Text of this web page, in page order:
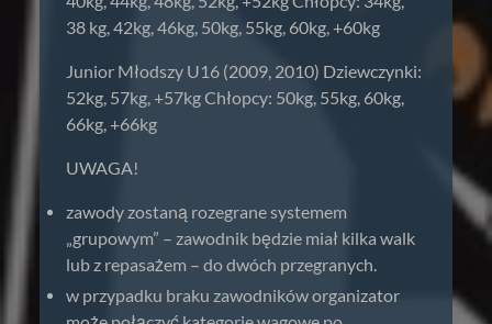
38 kg, 42kg, 46kg, 50kg, 55kg, 60kg, +60kg
Junior Młodszy U16 (2009, 2010) Dziewczynki:
52kg, 57kg, +57kg Chłopcy: 50kg, 55kg, 60kg,
66kg, +66kg
UWAGA!
zawody zostaną rozegrane systemem
„grupowym” – zawodnik będzie miał kilka walk
lub z repasażem – do dwóch przegranych.
w przypadku braku zawodników organizator